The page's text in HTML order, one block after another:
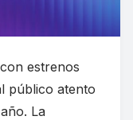
estrenos
público atento
La